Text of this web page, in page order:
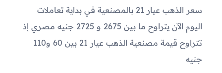
سعر الذهب عيار 21 بالمصنعية في بداية تعاملات
اليوم الآن يتراوح ما بين 2675 و 2725 جنيه مصري إذ
تتراوح قيمة مصنعية الذهب عيار 21 بين 60 و110
جنيه